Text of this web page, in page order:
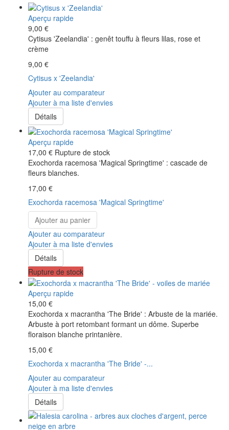
Aperçu rapide
9,00 €
Cytisus 'Zeelandia' : genêt touffu à fleurs lilas, rose et
crème
9,00 €
Cytisus x 'Zeelandia'
Ajouter au comparateur
Ajouter à ma liste d'envies
Détails
Aperçu rapide
17,00 € Rupture de stock
Exochorda racemosa 'Magical Springtime' : cascade de
fleurs blanches.
17,00 €
Exochorda racemosa 'Magical Springtime'
Ajouter au panier
Ajouter au comparateur
Ajouter à ma liste d'envies
Détails
Rupture de stock
Aperçu rapide
15,00 €
Exochorda x macrantha 'The Bride' : Arbuste de la mariée.
Arbuste à port retombant formant un dôme. Superbe
floraison blanche printanière.
15,00 €
Exochorda x macrantha 'The Bride' -...
Ajouter au comparateur
Ajouter à ma liste d'envies
Détails